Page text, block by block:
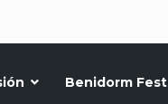
Benidorm Fest